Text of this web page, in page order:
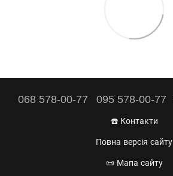
068 578-00-77 095 578-00-77
☎️ Контакти
Повна версія сайту
📜 Мапа сайту